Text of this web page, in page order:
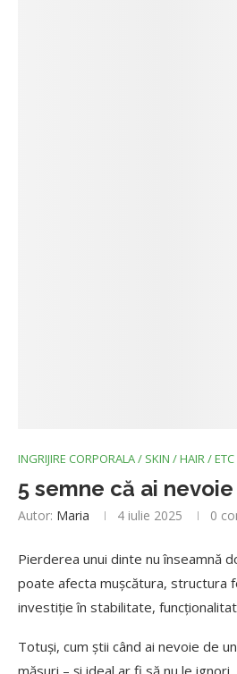
INGRIJIRE CORPORALA / SKIN / HAIR / ETC
5 semne că ai
Autor: Maria 4 iulie 2025 0
Pierderea unui dinte nu înseamnă
poate afecta mușcătura, structura
investiție în stabilitate,
Totuși, cum știi când ai nevoie de